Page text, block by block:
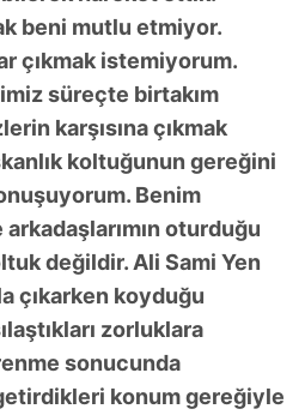
beni mutlu etmiyor.
çıkmak istemiyorum.
süreçte birtakım
karşısına çıkmak
koltuğunun gereğini
Benim
oturduğu
değildir. Ali Sami Yen
çıkarken koyduğu
zorluklara
sonucunda
konum gereğiyle